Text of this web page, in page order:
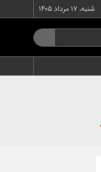
شنبه، ۱۷ مرداد ۱۴۰۵